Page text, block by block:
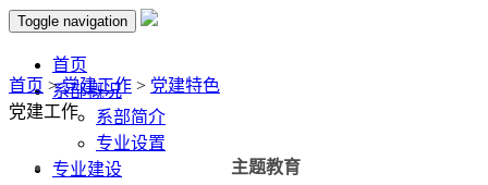
Toggle navigation
首页
系部概况
系部简介
专业设置
专业建设
首页 >党建工作 > 党建特色
党建工作
主题教育